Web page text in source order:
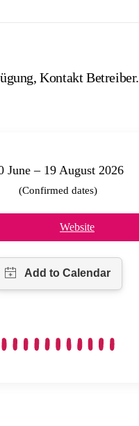
Kontakt Betreiber.
June – 19 August 2026
(Confirmed dates)
Website